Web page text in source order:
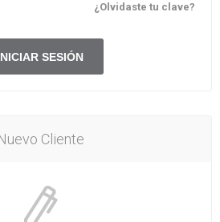
¿Olvidaste tu clave?
Cliente